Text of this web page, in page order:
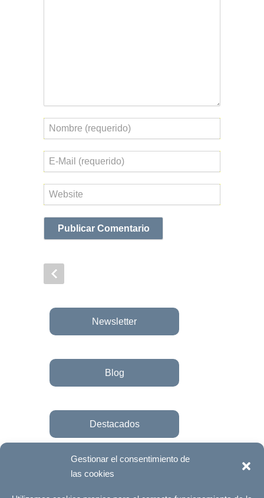
Gestionar el consentimiento de
las cookies
Nombre
Correo
electrónico
Web
Newsletter
Blog
Destacados
Únete a la fundación